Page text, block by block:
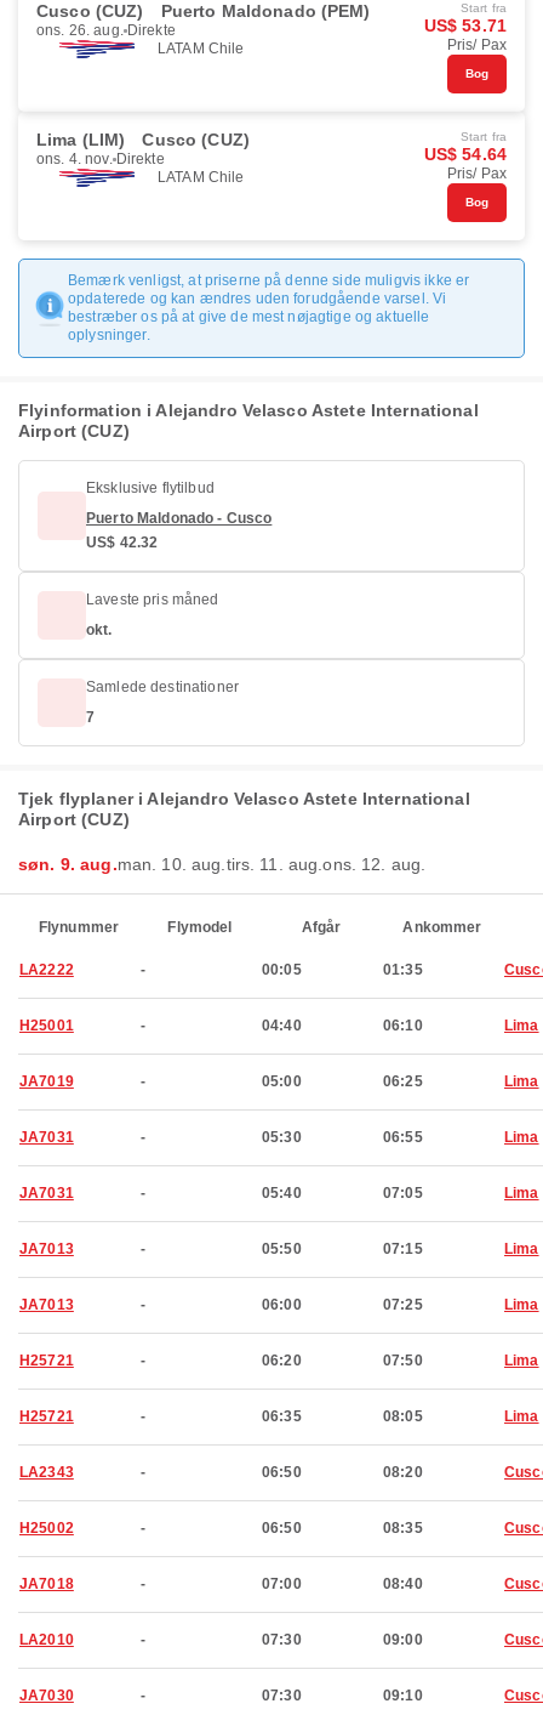
Cusco (CUZ) Puerto Maldonado (PEM)
ons. 26. aug. Direkte
LATAM Chile
Start fra
US$ 53.71
Pris/ Pax
Bog
Lima (LIM) Cusco (CUZ)
ons. 4. nov. Direkte
LATAM Chile
Start fra
US$ 54.64
Pris/ Pax
Bog
Bemærk venligst, at priserne på denne side muligvis ikke er
opdaterede og kan ændres uden forudgående varsel. Vi
bestræber os på at give de mest nøjagtige og aktuelle
oplysninger.
Flyinformation i Alejandro Velasco Astete International
Airport (CUZ)
Eksklusive flytilbud
Puerto Maldonado - Cusco
US$ 42.32
Laveste pris måned
okt.
Samlede destinationer
7
Tjek flyplaner i Alejandro Velasco Astete International
Airport (CUZ)
søn. 9. aug.man. 10. aug. tirs. 11. aug.ons. 12. aug.
Flynummer Flymodel Afgår Ankommer
LA2222 - 00:05 01:35
H25001 - 04:40 06:10 Lima
JA7019 - 05:00 06:25 Lima
JA7031 - 05:30 06:55 Lima
JA7031 - 05:40 07:05 Lima
JA7013 - 05:50 07:15 Lima
JA7013 - 06:00 07:25 Lima
H25721 - 06:20 07:50 Lima
H25721 - 06:35 08:05 Lima
LA2343 - 06:50 08:20
H25002 - 06:50 08:35
JA7018 - 07:00 08:40
LA2010 - 07:30 09:00
JA7030 - 07:30 09:10